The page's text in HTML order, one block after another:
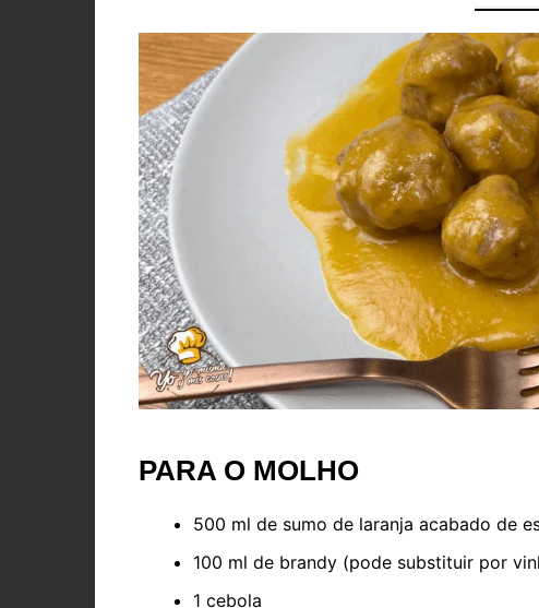
PARA O MOLHO
500 ml de sumo de laranja acabado de
100 ml de brandy (pode substituir por
1 cebola